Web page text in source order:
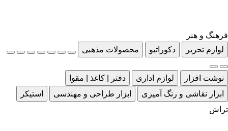
فرهنگ و هنر
لوازم تحریر
دکوراتیو محصولات مذهبی
نوشت افزار لوازم اداری
دفتر | کاغذ | مقوا
ابزار نقاشی و رنگ آمیزی
ابزار طراحی و مهندسی
استیکر
تراش